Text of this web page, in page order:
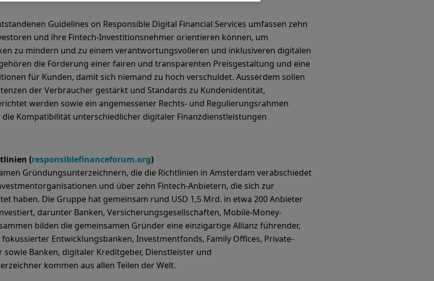
Guidelines on Responsible Digital Financial Services umfassen zehn
und ihre Fintech-Investitionsnehmer orientieren können, um
zu mindern und zu einem verantwortungsvolleren und inklusiveren digitalen
die Förderung einer fairen und transparenten Preisgestaltung und eine
für Kunden, damit sich niemand zu hoch verschuldet. Ausserdem sollen
der Verbraucher gestärkt und Standards zu Kundenidentität,
werden sowie ein angemessener Rechts- und Regulierungsrahmen
Kompatibilität unterschiedlicher digitaler Finanzdienstleistungen
(responsiblefinanceforum.org)
Gründungsunterzeichnern, die die Richtlinien in Amsterdam verabschiedet
und über zehn Fintech-Anbietern, die sich zur
haben. Die Gruppe hat gemeinsam rund USD 1,5 Mrd. in etwa 200 Anbieter
darunter Banken, Versicherungsgesellschaften, Mobile-Money-
bilden die gemeinsamen Gründer eine einzigartige Allianz führender,
Entwicklungsbanken, Investmentfonds, Family Offices, Private-
sowie Banken, digitaler Kreditgeber, Dienstleister und
kommen aus allen Teilen der Welt.